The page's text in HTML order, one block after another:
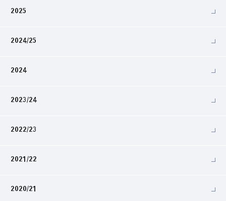
2025
2024/25
2024
2023/24
2022/23
2021/22
2020/21